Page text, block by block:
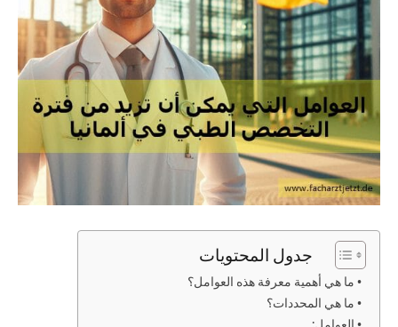
جدول المحتويات
• ما هي أهمية معرفة هذه العوامل؟
• ما هي المحددات؟
• العوامل: